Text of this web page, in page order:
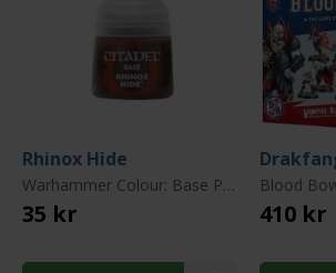
Rhinox Hide
Warhammer Colour: Base Paint
35 kr
Blood
410 kr